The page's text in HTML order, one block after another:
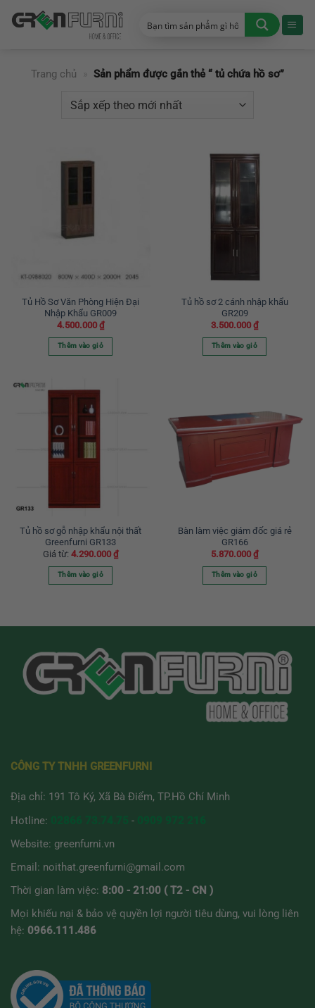
đến
Trang chủ
» Sản phẩm được gắn thẻ “ tủ chứa hồ sơ”
Tủ Hồ Sơ Văn Phòng Hiện Đại
Nhập Khẩu GR009
4.500.000 ₫
Thêm vào giỏ
Tủ hồ sơ 2 cánh nhập khẩu
GR209
3.500.000 ₫
Thêm vào giỏ
Tủ hồ sơ gỗ nhập khẩu nội thất
Greenfurni GR133
Giá từ: 4.290.000 ₫
Thêm vào giỏ
nhiều
biến
thể.
Các
được
chọn
trang
Bàn làm việc giám đốc giá rẻ
GR166
5.870.000 ₫
Thêm vào giỏ
CÔNG TY TNHH GREENFURNI
Địa chỉ: 191 Tô Ký, Xã Bà Điểm, TP.Hồ Chí Minh
Hotline:
-
Website: greenfurni.vn
Email: noithat.greenfurni@gmail.com
Thời gian làm việc: 8:00 - 21:00 ( T2 - CN )
Mọi khiếu nại & bảo vệ quyền lợi người tiêu dùng, vui lòng liên
hệ: 0966.111.486